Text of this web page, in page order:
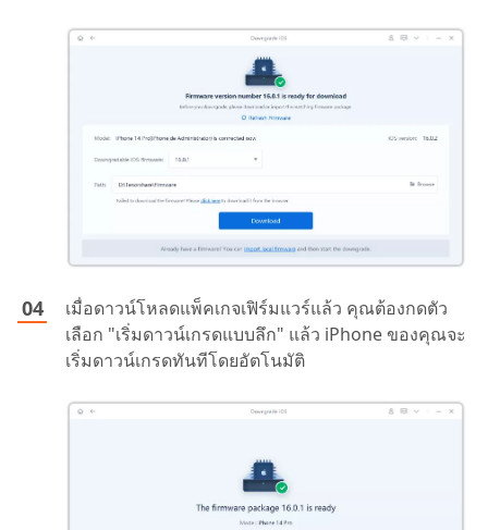
เมื่อดาวน์โหลดแพ็คเกจเฟิร์มแวร์แล้ว คุณต้องกดตัว
เลือก "เริ่มดาวน์เกรดแบบลึก" แล้ว iPhone ของคุณจะ
เริ่มดาวน์เกรดทันทีโดยอัตโนมัติ